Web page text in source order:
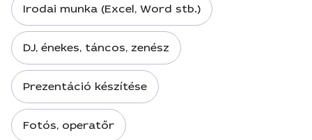
Irodai munka (Excel, Word stb.)
DJ, énekes, táncos, zenész
Prezentáció készítése
Fotós, operatőr